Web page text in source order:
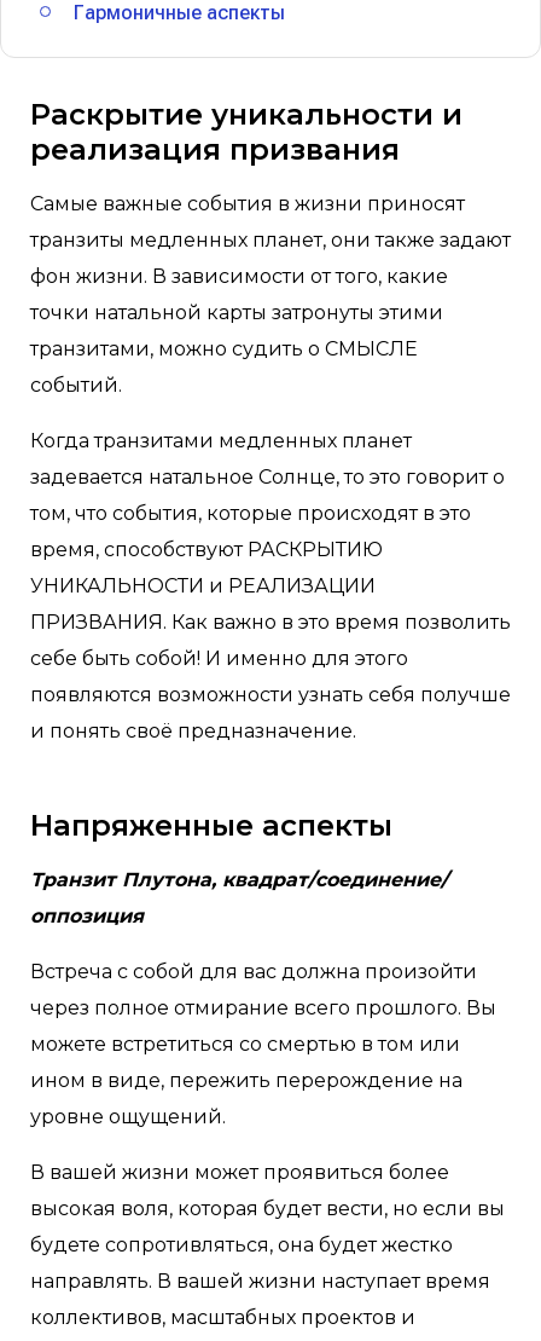
Гармоничные аспекты
Раскрытие уникальности и
реализация призвания
Самые важные события в жизни приносят
транзиты медленных планет, они также задают
фон жизни. В зависимости от того, какие
точки натальной карты затронуты этими
транзитами, можно судить о СМЫСЛЕ
событий.
Когда транзитами медленных планет
задевается натальное Солнце, то это говорит о
том, что события, которые происходят в это
время, способствуют РАСКРЫТИЮ
УНИКАЛЬНОСТИ и РЕАЛИЗАЦИИ
ПРИЗВАНИЯ. Как важно в это время позволить
себе быть собой! И именно для этого
появляются возможности узнать себя получше
и понять своё предназначение.
Напряженные аспекты
Транзит Плутона, квадрат/соединение/
оппозиция
Встреча с собой для вас должна произойти
через полное отмирание всего прошлого. Вы
можете встретиться со смертью в том или
ином в виде, пережить перерождение на
уровне ощущений.
В вашей жизни может проявиться более
высокая воля, которая будет вести, но если вы
будете сопротивляться, она будет жестко
направлять. В вашей жизни наступает время
коллективов, масштабных проектов и